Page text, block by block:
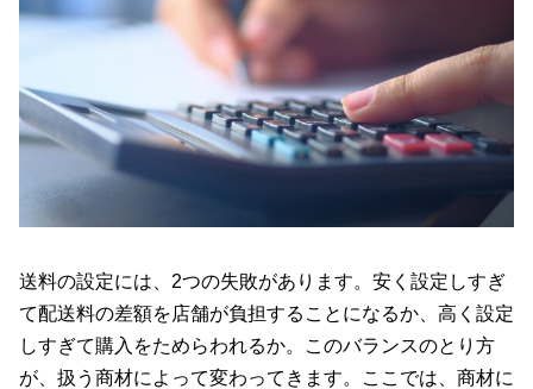
送料の設定には、2つの失敗があります。安く設定しすぎ
て配送料の差額を店舗が負担することになるか、高く設定
しすぎて購入をためらわれるか。このバランスのとり方
が、扱う商材によって変わってきます。ここでは、商材に